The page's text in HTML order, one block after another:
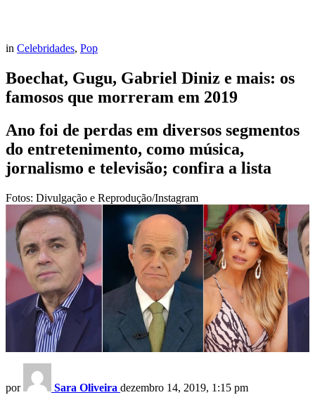
in Celebridades, Pop
Boechat, Gugu, Gabriel Diniz e mais: os
famosos que morreram em 2019
Ano foi de perdas em diversos segmentos
do entretenimento, como música,
jornalismo e televisão; confira a lista
Fotos: Divulgação e Reprodução/Instagram
por Sara Oliveira dezembro 14, 2019, 1:15 pm